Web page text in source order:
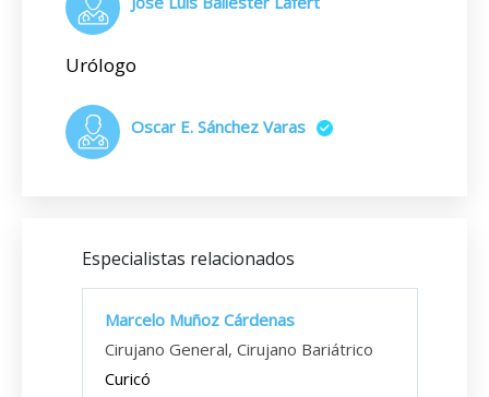
Urólogo
Oscar E. Sánchez Varas
Especialistas relacionados
Marcelo Muñoz Cárdenas
Cirujano General, Cirujano Bariátrico
Curicó